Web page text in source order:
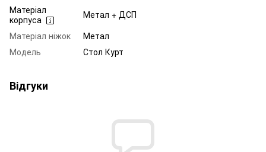
Матеріал
корпуса
Метал + ДСП
Матеріал ніжок
Метал
Модель
Стол Курт
Відгуки